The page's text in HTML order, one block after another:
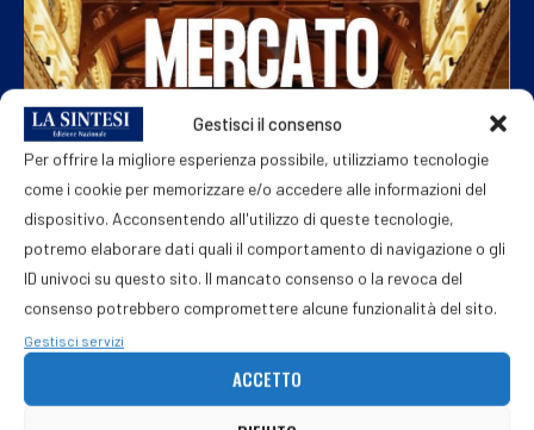
Gestisci il consenso
Per offrire la migliore esperienza possibile, utilizziamo tecnologie
come i cookie per memorizzare e/o accedere alle informazioni del
dispositivo. Acconsentendo all'utilizzo di queste tecnologie,
potremo elaborare dati quali il comportamento di navigazione o gli
ID univoci su questo sito. Il mancato consenso o la revoca del
consenso potrebbero compromettere alcune funzionalità del sito.
Gestisci servizi
ACCETTO